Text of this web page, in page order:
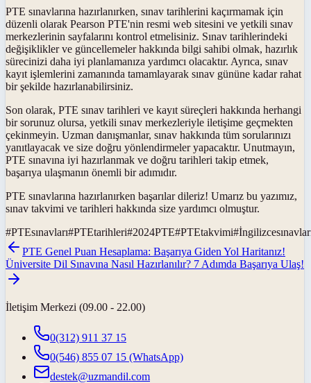
PTE sınavlarına hazırlanırken, sınav tarihlerini kaçırmamak için
düzenli olarak Pearson PTE'nin resmi web sitesini ve yetkili sınav
merkezlerinin sayfalarını kontrol etmelisiniz. Sınav tarihlerindeki
değişiklikler ve güncellemeler hakkında bilgi sahibi olmak, hazırlık
sürecinizi daha iyi planlamanıza yardımcı olacaktır. Ayrıca, sınav
kayıt işlemlerini zamanında tamamlayarak sınav gününe kadar rahat
bir şekilde hazırlanabilirsiniz.
Son olarak, PTE sınav tarihleri ve kayıt süreçleri hakkında herhangi
bir sorunuz olursa, yetkili sınav merkezleriyle iletişime geçmekten
çekinmeyin. Uzman danışmanlar, sınav hakkında tüm sorularınızı
yanıtlayacak ve size doğru yönlendirmeler yapacaktır. Unutmayın,
PTE sınavına iyi hazırlanmak ve doğru tarihleri takip etmek,
başarıya ulaşmanın önemli bir adımıdır.
PTE sınavlarına hazırlanırken başarılar dileriz! Umarız bu yazımız,
sınav takvimi ve tarihleri hakkında size yardımcı olmuştur.
#PTEsınavları#PTEtarihleri#2024PTE#PTEtakvimi#
PTE Genel Puan Hesaplama: Başarıya Giden Yol Haritanız!
Üniversite Dil Sınavına Nasıl Hazırlanılır? 7 Adımda Başarıya Ulaş!
İletişim Merkezi (09.00 - 22.00)
0(312) 911 37 15
0(546) 855 07 15 (WhatsApp)
destek@uzmandil.com